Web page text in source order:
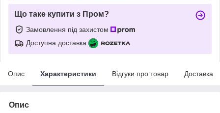
Що таке купити з Пром?
Замовлення під захистом
Доступна доставка
Опис Характеристики Відгуки про товар Доставка
Опис